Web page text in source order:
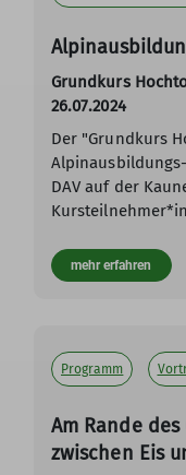
Grundkurs
26.07.2024
Der "Grundkurs
DAV auf der
mehr erfahren
Programm
Am Rande
zwischen Eis